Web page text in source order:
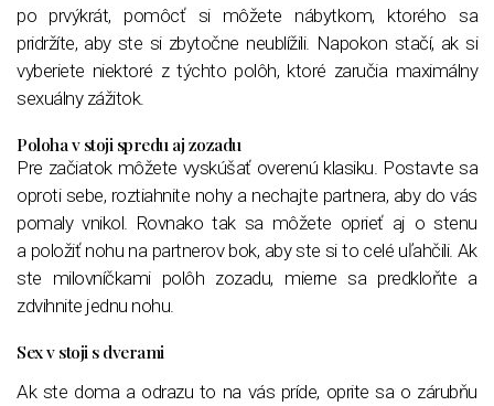
po prvýkrát, pomôcť si môžete nábytkom, ktorého sa
pridržíte, aby ste si zbytočne neublížili. Napokon stačí, ak si
vyberiete niektoré z týchto polôh, ktoré zaručia maximálny
sexuálny zážitok.
Poloha v stoji spredu aj zozadu
Pre začiatok môžete vyskúšať overenú klasiku. Postavte sa
oproti sebe, roztiahnite nohy a nechajte partnera, aby do vás
pomaly vnikol. Rovnako tak sa môžete oprieť aj o stenu
a položiť nohu na partnerov bok, aby ste si to celé uľahčili. Ak
ste milovníčkami polôh zozadu, mierne sa predkloňte a
zdvihnite jednu nohu.
Sex v stoji s dverami
Ak ste doma a odrazu to na vás príde, oprite sa o zárubňu